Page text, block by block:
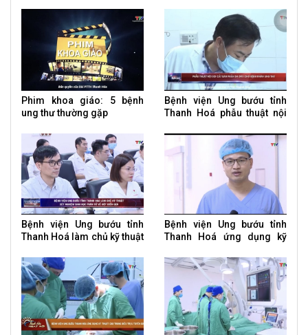
Phim khoa giáo: 5 bệnh
ung thư thường gặp
Bệnh viện Ung bướu tỉnh
Thanh Hoá phẫu thuật nội
cho bệnh nhân ung thư
Bệnh viện Ung bướu tỉnh
Thanh Hoá làm chủ kỹ thuật
tử về đột biến gen
Bệnh viện Ung bướu tỉnh
Thanh Hoá ứng dụng kỹ
giáp